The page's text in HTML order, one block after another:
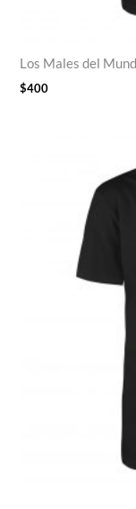
Los Males del
$400